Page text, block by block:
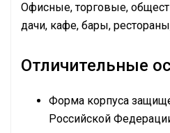
Офисные, торговые,
дачи, кафе, бары,
Отличительные
Форма корпуса
Российской